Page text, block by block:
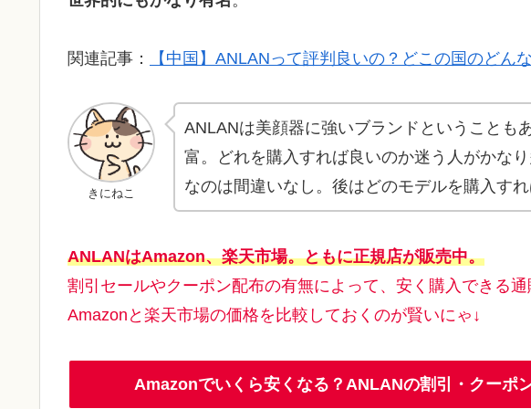
関連記事： 【中国】ANLANって評判良いの？どこの国のどん
きにねこ
ANLANは美顔器に強いブランドということも
富。どれを購入すれば良いのか迷う人がかな
なのは間違いなし。後はどのモデルを購入す
ANLANはAmazon、楽天市場。ともに正規店が販売中。
割引セールやクーポン配布の有無によって、安く購入できる
Amazonと楽天市場の価格を比較しておくのが賢いにゃ↓
Amazonでいくら安くなる？ANLANの割引・クーポ